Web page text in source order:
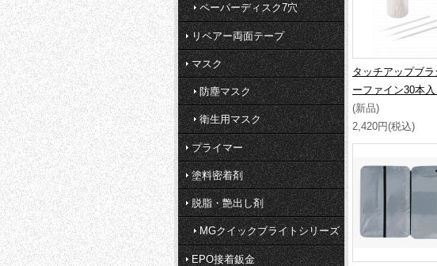
タッチアップブ
ーファイン30本入
(新品)
2,420円(税込)
ペーパーディスク7穴
リペアー両面テープ
マスク
防塵マスク
衛生用マスク
プライマー
塗料密着剤
脱脂・艶出し剤
MGクイックブライトシリーズ
EPO接着鈑金